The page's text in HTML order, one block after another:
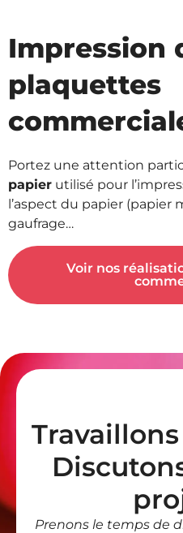
Impression
plaquettes
Portez une attention
papier utilisé pour
l’aspect du papier (papier
gaufrage…
Voir nos
Prenons le temps de